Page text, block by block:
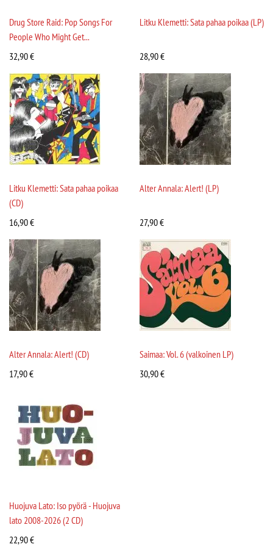
Drug Store Raid: Pop Songs For
People Who Might Get...
32,90€
Litku Klemetti: Sata pahaa poikaa (LP)
28,90€
Litku Klemetti: Sata pahaa poikaa
(CD)
16,90€
Alter Annala: Alert! (LP)
27,90€
Alter Annala: Alert! (CD)
17,90€
Saimaa: Vol. 6 (valkoinen LP)
30,90€
Huojuva Lato: Iso pyörä - Huojuva
lato 2008-2026 (2 CD)
22,90€